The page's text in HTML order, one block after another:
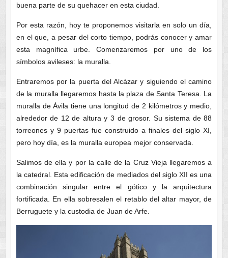
buena parte de su quehacer en esta ciudad.
Por esta razón, hoy te proponemos visitarla en solo un día,
en el que, a pesar del corto tiempo, podrás conocer y amar
esta magnífica urbe. Comenzaremos por uno de los
símbolos avileses: la muralla.
Entraremos por la puerta del Alcázar y siguiendo el camino
de la muralla llegaremos hasta la plaza de Santa Teresa. La
muralla de Ávila tiene una longitud de 2 kilómetros y medio,
alrededor de 12 de altura y 3 de grosor. Su sistema de 88
torreones y 9 puertas fue construido a finales del siglo XI,
pero hoy día, es la muralla europea mejor conservada.
Salimos de ella y por la calle de la Cruz Vieja llegaremos a
la catedral. Esta edificación de mediados del siglo XII es una
combinación singular entre el gótico y la arquitectura
fortificada. En ella sobresalen el retablo del altar mayor, de
Berruguete y la custodia de Juan de Arfe.